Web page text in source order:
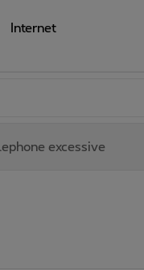
Internet
excessive